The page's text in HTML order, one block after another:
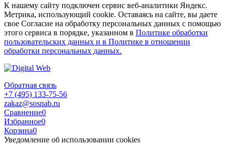
К нашему сайту подключен сервис веб-аналитики Яндекс.
Метрика, использующий cookie. Оставаясь на сайте, вы даете
свое Согласие на обработку персональных данных с помощью
этого сервиса в порядке, указанном в Политике обработки
пользовательских данных и в Политике в отношении
обработки персональных данных.
Обратная связь
+7 (495) 133-75-56
zakaz@sosnab.ru
Сравнение0
Избранное0
Корзина0
Уведомление об использовании cookies